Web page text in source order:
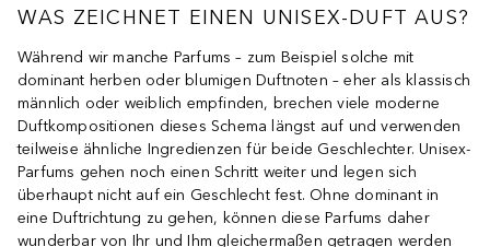
WAS ZEICHNET EINEN UNISEX-DUFT AUS?
Während wir manche Parfums – zum Beispiel solche mit
dominant herben oder blumigen Duftnoten – eher als klassisch
männlich oder weiblich empfinden, brechen viele moderne
Duftkompositionen dieses Schema längst auf und verwenden
teilweise ähnliche Ingredienzen für beide Geschlechter. Unisex-
Parfums gehen noch einen Schritt weiter und legen sich
überhaupt nicht auf ein Geschlecht fest. Ohne dominant in
eine Duftrichtung zu gehen, können diese Parfums daher
wunderbar von Ihr und Ihm gleichermaßen getragen werden